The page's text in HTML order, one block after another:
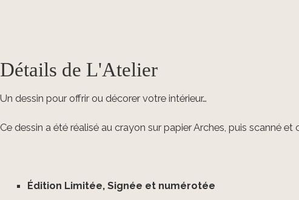
Détails de L'Atelier
Un dessin pour offrir ou décorer votre intérieur…
Ce dessin a été réalisé au crayon sur papier Arches, puis scanné et
Édition Limitée, Signée et numérotée